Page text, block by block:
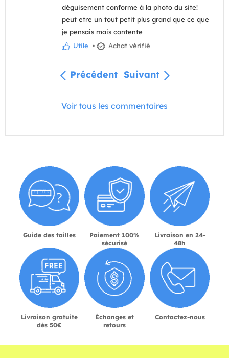
déguisement conforme à la photo du site!
peut etre un tout petit plus grand que ce que
je pensais mais contente
Utile • Achat vérifié
Précédent Suivant
Voir tous les commentaires
Guide des tailles
Paiement 100%
sécurisé
Livraison en 24-
48h
Livraison gratuite
dès 50€
Échanges et
retours
Contactez-nous